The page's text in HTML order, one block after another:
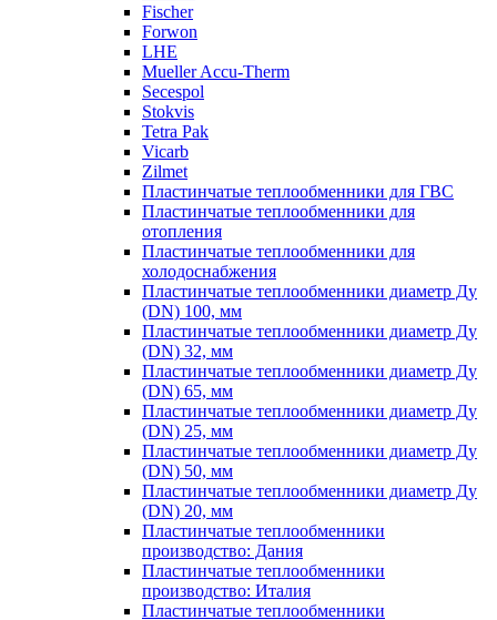
Fischer
Forwon
LHE
Mueller Accu-Therm
Secespol
Stokvis
Tetra Pak
Vicarb
Zilmet
Пластинчатые теплообменники для ГВС
Пластинчатые теплообменники для
отопления
Пластинчатые теплообменники для
холодоснабжения
Пластинчатые теплообменники диаметр Ду
(DN) 100, мм
Пластинчатые теплообменники диаметр Ду
(DN) 32, мм
Пластинчатые теплообменники диаметр Ду
(DN) 65, мм
Пластинчатые теплообменники диаметр Ду
(DN) 25, мм
Пластинчатые теплообменники диаметр Ду
(DN) 50, мм
Пластинчатые теплообменники диаметр Ду
(DN) 20, мм
Пластинчатые теплообменники
производство: Дания
Пластинчатые теплообменники
производство: Италия
Пластинчатые теплообменники